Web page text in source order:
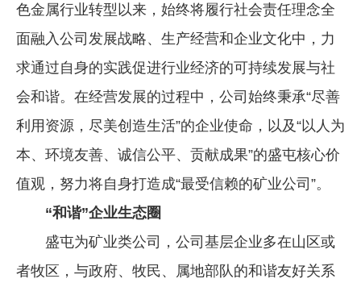
色金属行业转型以来，始终将履行社会责任理念全
面融入公司发展战略、生产经营和企业文化中，力
求通过自身的实践促进行业经济的可持续发展与社
会和谐。在经营发展的过程中，公司始终秉承“尽善
利用资源，尽美创造生活”的企业使命，以及“以人为
本、环境友善、诚信公平、贡献成果”的盛屯核心价
值观，努力将自身打造成“最受信赖的矿业公司”。
“和谐”企业生态圈
盛屯为矿业类公司，公司基层企业多在山区或
者牧区，与政府、牧民、属地部队的和谐友好关系